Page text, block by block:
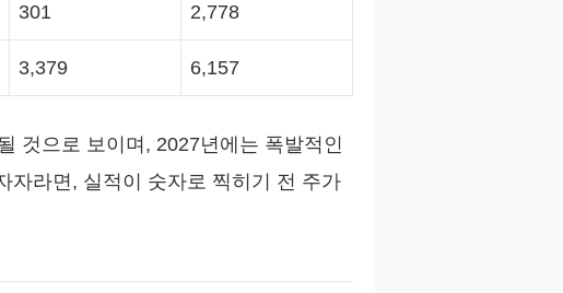
301 2,778
3,379 6,157
것으로 보이며, 2027년에는 폭발적인
자라면, 실적이 숫자로 찍히기 전 주가